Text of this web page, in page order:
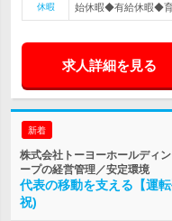
休暇
始休暇◆有給休暇◆
求人詳細を見る
新着
株式会社トーヨーホールディ
ープの経営管理／安定環境
代表の移動を支える【運
祝)